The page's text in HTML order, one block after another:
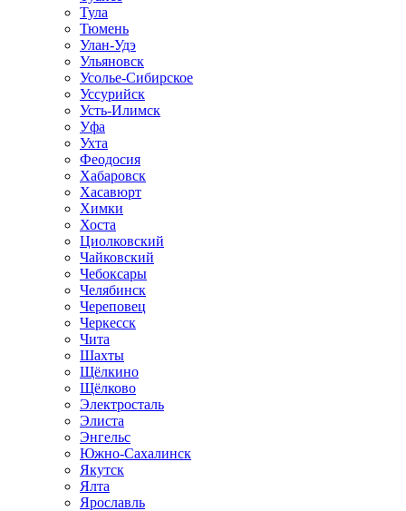
Тула
Тюмень
Улан-Удэ
Ульяновск
Усолье-Сибирское
Уссурийск
Усть-Илимск
Уфа
Ухта
Феодосия
Хабаровск
Хасавюрт
Химки
Хоста
Циолковский
Чайковский
Чебоксары
Челябинск
Череповец
Черкесск
Чита
Шахты
Щёлкино
Щёлково
Электросталь
Элиста
Энгельс
Южно-Сахалинск
Якутск
Ялта
Ярославль